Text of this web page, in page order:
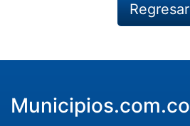
Regresar
Municipios.com.co